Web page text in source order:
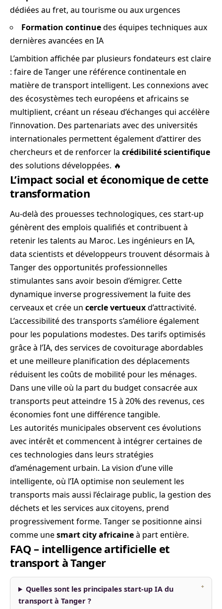
dédiées au fret, au tourisme ou aux urgences
Formation continuedes équipes techniques aux
dernières avancées en IA
L’ambition affichée par plusieurs fondateurs est claire
: faire de Tanger une référence continentale en
matière de transport intelligent. Les connexions avec
des écosystèmes tech européens et africains se
multiplient, créant un réseau d’échanges qui accélère
l’innovation. Des partenariats avec des universités
internationales permettent également d’attirer des
chercheurs et de renforcer la crédibilité scientifique
des solutions développées. 🔥
L’impact social et économique de cette
transformation
Au-delà des prouesses technologiques, ces start-up
génèrent des emplois qualifiés et contribuent à
retenir les talents au Maroc. Les ingénieurs en IA,
data scientists et développeurs trouvent désormais à
Tanger des opportunités professionnelles
stimulantes sans avoir besoin d’émigrer. Cette
dynamique inverse progressivement la fuite des
cerveaux et crée un cercle vertueuxd’attractivité.
L’accessibilité des transports s’améliore également
pour les populations modestes. Des tarifs optimisés
grâce à l’IA, des services de covoiturage abordables
et une meilleure planification des déplacements
réduisent les coûts de mobilité pour les ménages.
Dans une ville où la part du budget consacrée aux
transports peut atteindre 15 à 20% des revenus, ces
économies font une différence tangible.
Les autorités municipales observent ces évolutions
avec intérêt et commencent à intégrer certaines de
ces technologies dans leurs stratégies
d’aménagement urbain. La vision d’une ville
intelligente, où l’IA optimise non seulement les
transports mais aussi l’éclairage public, la gestion des
déchets et les services aux citoyens, prend
progressivement forme. Tanger se positionne ainsi
comme unesmart city africaineà part entière.
FAQ – intelligence artificielle et
transport à Tanger
Quelles sont les principales start-up IA du
transport à Tanger ?